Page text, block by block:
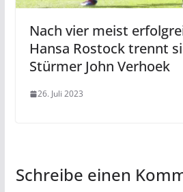
Nach vier meist
Hansa Rostock trennt
Stürmer John Verhoek
26. Juli 2023
Schreibe einen